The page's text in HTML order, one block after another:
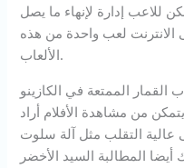
للاعب إدارة لإنهاء ما يصل
على الانترنت لعب واحدة من هذه
الألعاب.
القمار الممتعة في الكازينو
من مشاهدة الأفلام أراد
عالية التقلب مثل آلة سلوت
المطالبة السيد الأخضر